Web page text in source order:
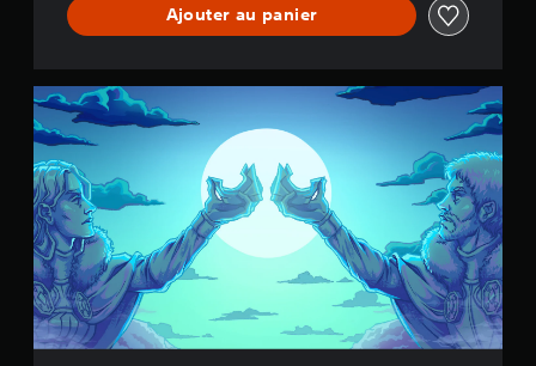
Ajouter au panier
C
o
r
o
n
a
t
i
o
n
C
o
l